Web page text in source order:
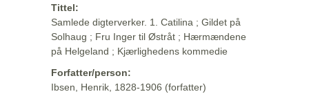
Tittel:
Samlede digterverker. 1. Catilina ; Gildet på
Solhaug ; Fru Inger til Østråt ; Hærmændene
på Helgeland ; Kjærlighedens kommedie
Forfatter/person:
Ibsen, Henrik, 1828-1906 (forfatter)